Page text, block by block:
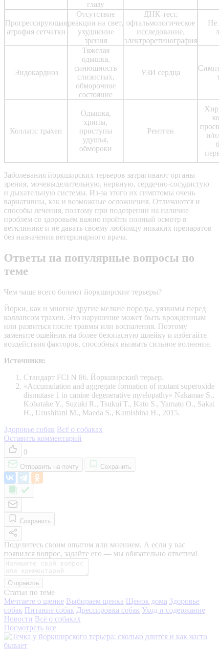
глазу
Прогрессирующая
атрофия сетчатки
Отсутствие
реакции на свет,
ухудшение
зрения
ДНК-тест,
офтальмологическое
исследование,
электроретинография
Не
Эндокардиоз
Тяжелая
одышка,
синюшность
слизистых,
обморочное
состояние
УЗИ сердца
Коллапс трахеи
Одышка,
хрипы,
приступы
удушья,
обмороки
Рентген
и/
Заболевания йоркширских терьеров затрагивают органы
зрения, мочевыделительную, нервную, сердечно-сосудистую
и дыхательную системы. Из-за этого их симптомы очень
вариативны, как и возможные осложнения. Отличаются и
способы лечения, поэтому при подозрении на наличие
проблем со здоровьем важно пройти полный осмотр в
ветклинике и не давать своему любимцу никаких препаратов
без назначения ветеринарного врача.
Ответы на популярные вопросы по
теме
Чем чаще всего болеют йоркширские терьеры?
Йорки, как и многие другие мелкие породы, уязвимы перед
коллапсом трахеи. Это нарушение может быть врожденным
или развиться после травмы или воспаления. Поэтому
замените ошейник на более безопасную шлейку и избегайте
воздействия факторов, способных вызвать сильное волнение.
Источники:
Стандарт FCI N 86. Йоркширский терьер.
«Accumulation and aggregate formation of mutant superoxide
dismutase 1 in canine degenerative myelopathy» Nakamae S.,
Kobatake Y., Suzuki R., Tsukui T., Kato S., Yamato O., Sakai
H., Urushitani M., Maeda S., Kamishina H., 2015.
Здоровье собак Всё о собаках
Оставить комментарий
0
Отправить на почту Сохранить
Сохранить
Поделитесь своим опытом или мнением. А если у вас
появился вопрос, задайте его — мы обязательно ответим!
Отправить
Статьи по теме
Мечтаете о щенке Выбираем щенка Щенок дома Здоровье
собак Питание собак Дрессировка собак Уход и содержание
Новости Всё о собаках
Посмотреть все